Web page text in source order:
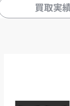
買取実